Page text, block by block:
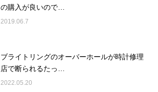
の購入が良いので…
2019.06.7
ブライトリングのオーバーホールが時計修理
店で断られるたっ…
2022.05.20